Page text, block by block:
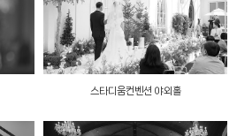
스타디움컨벤션 야외홀